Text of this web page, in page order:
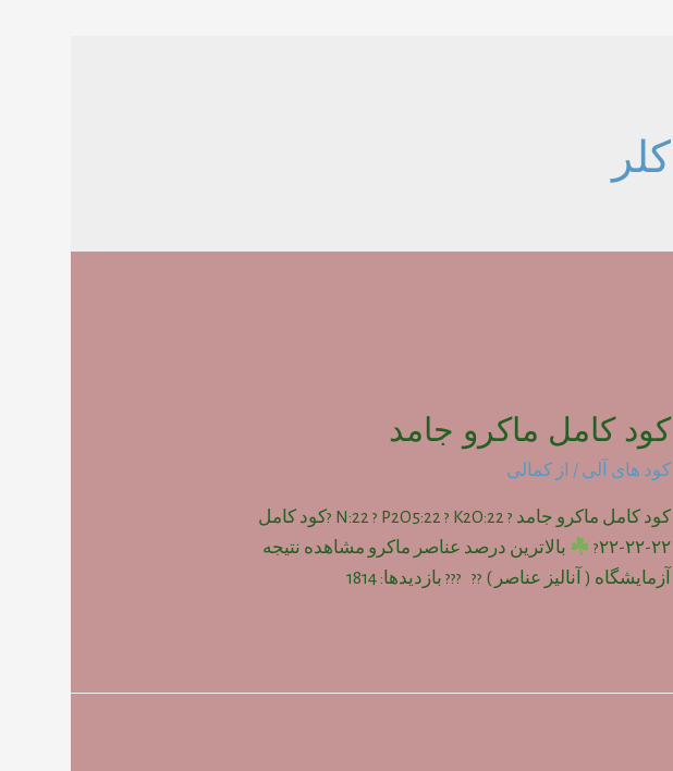
کلر
کود کامل ماکرو جامد
کود های آلی / از کمالی
کود کامل ماکرو جامد ? N:22 ? P2O5:22 ? K2O:22 ?کود کامل
۲۲-۲۲-۲۲?
بالاترین درصد عناصر ماکرو مشاهده نتیجه
آزمایشگاه ( آنالیز عناصر ) ?? ??? بازدیدها: 1814